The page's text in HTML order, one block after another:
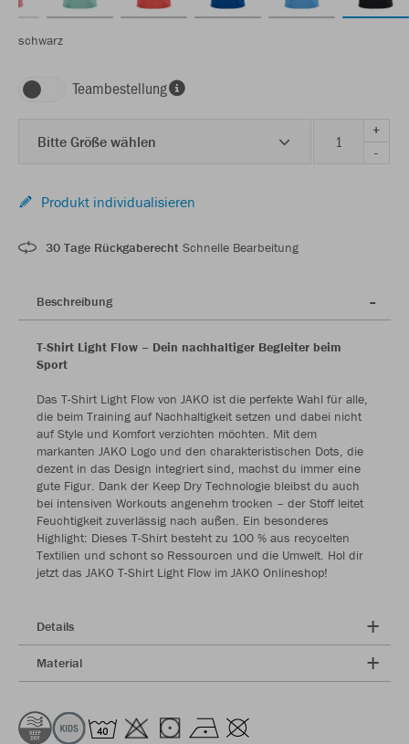
schwarz
Teambestellung
Bitte Größe wählen
+
-
Produkt individualisieren
30 Tage Rückgaberecht Schnelle Bearbeitung
Beschreibung
T-Shirt Light Flow – Dein nachhaltiger Begleiter beim
Sport
Das T-Shirt Light Flow von JAKO ist die perfekte Wahl für alle,
die beim Training auf Nachhaltigkeit setzen und dabei nicht
auf Style und Komfort verzichten möchten. Mit dem
markanten JAKO Logo und den charakteristischen Dots, die
dezent in das Design integriert sind, machst du immer eine
gute Figur. Dank der Keep Dry Technologie bleibst du auch
bei intensiven Workouts angenehm trocken – der Stoff leitet
Feuchtigkeit zuverlässig nach außen. Ein besonderes
Highlight: Dieses T-Shirt besteht zu 100 % aus recycelten
Textilien und schont so Ressourcen und die Umwelt. Hol dir
jetzt das JAKO T-Shirt Light Flow im JAKO Onlineshop!
Details
Material